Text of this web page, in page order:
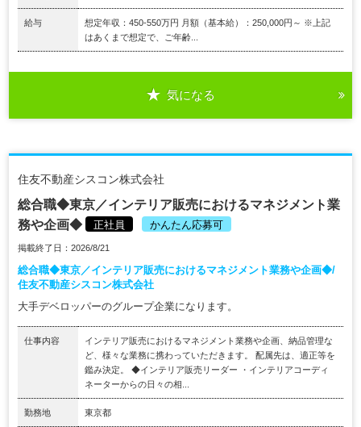
給与
想定年収：450-550万円 月額（基本給）：250,000円～ ※上記
はあくまで想定で、ご年齢...
気になる
住友不動産シスコン株式会社
総合職◆東京／インテリア販売におけるマネジメント業
務や企画◆
正社員 かんたん応募可
掲載終了日：2026/8/21
総合職◆東京／インテリア販売におけるマネジメント業務や企画◆/
住友不動産シスコン株式会社
大手デベロッパーのグループ企業になります。
仕事内容
インテリア販売におけるマネジメント業務や企画、納品管理な
ど、様々な業務に携わっていただきます。 配属先は、適正等を
鑑み決定。 ◆インテリア販売リーダー ・インテリアコーディ
ネーターからの日々の相...
勤務地 東京都